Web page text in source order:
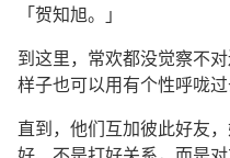
「贺知旭。」
到这里，常欢都没觉察不
样子也可以用有个性呼咙过
直到，他们互加彼此好友